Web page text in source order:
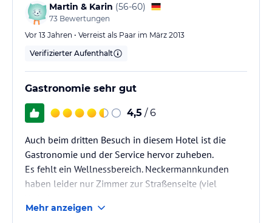
Martin & Karin (56-60)
73 Bewertungen
Vor 13 Jahren • Verreist als Paar im März 2013
Verifizierter Aufenthalt
Gastronomie sehr gut
4,5 / 6
Auch beim dritten Besuch in diesem Hotel ist die
Gastronomie und der Service hervor zuheben.
Es fehlt ein Wellnessbereich. Neckermannkunden
haben leider nur Zimmer zur Straßenseite (viel
Mehr anzeigen